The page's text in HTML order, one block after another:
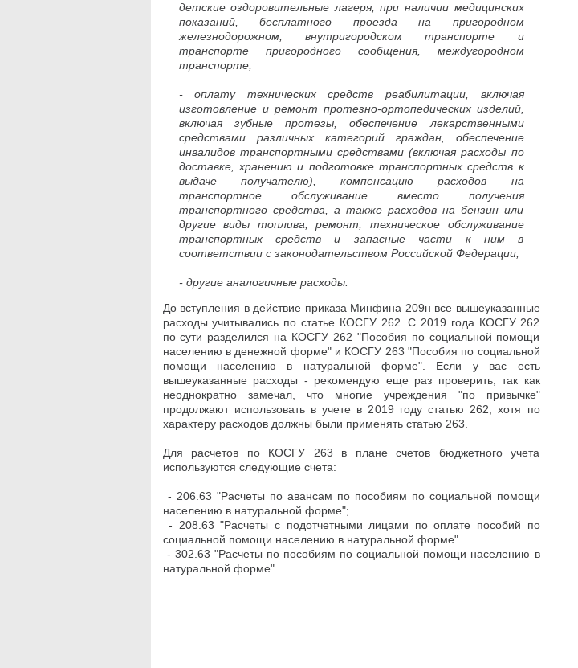
детские оздоровительные лагеря, при наличии медицинских
показаний, бесплатного проезда на пригородном
железнодорожном, внутригородском транспорте и
транспорте пригородного сообщения, междугородном
транспорте;
- оплату технических средств реабилитации, включая
изготовление и ремонт протезно-ортопедических изделий,
включая зубные протезы, обеспечение лекарственными
средствами различных категорий граждан, обеспечение
инвалидов транспортными средствами (включая расходы по
доставке, хранению и подготовке транспортных средств к
выдаче получателю), компенсацию расходов на
транспортное обслуживание вместо получения
транспортного средства, а также расходов на бензин или
другие виды топлива, ремонт, техническое обслуживание
транспортных средств и запасные части к ним в
соответствии с законодательством Российской Федерации;
- другие аналогичные расходы.
До вступления в действие приказа Минфина 209н все вышеуказанные
расходы учитывались по статье КОСГУ 262. С 2019 года КОСГУ 262
по сути разделился на КОСГУ 262 "Пособия по социальной помощи
населению в денежной форме" и КОСГУ 263 "Пособия по социальной
помощи населению в натуральной форме". Если у вас есть
вышеуказанные расходы - рекомендую еще раз проверить, так как
неоднократно замечал, что многие учреждения "по привычке"
продолжают использовать в учете в 2019 году статью 262, хотя по
характеру расходов должны были применять статью 263.
Для расчетов по КОСГУ 263 в плане счетов бюджетного учета
используются следующие счета:
- 206.63 "Расчеты по авансам по пособиям по социальной помощи
населению в натуральной форме";
- 208.63 "Расчеты с подотчетными лицами по оплате пособий по
социальной помощи населению в натуральной форме"
- 302.63 "Расчеты по пособиям по социальной помощи населению в
натуральной форме".